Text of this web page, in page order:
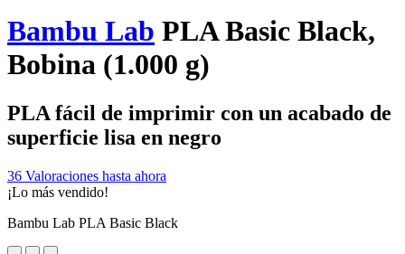
Bambu Lab PLA Basic Black,
Bobina (1.000 g)
PLA fácil de imprimir con un acabado de
superficie lisa en negro
36 Valoraciones hasta ahora
¡Lo más vendido!
Bambu Lab PLA Basic Black